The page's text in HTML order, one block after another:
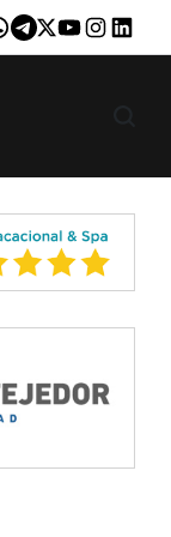
Telegram
X YoutubeInstagram